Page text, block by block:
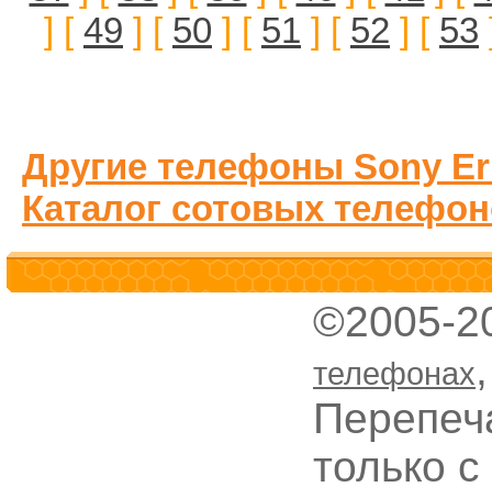
] [ 49 ] [ 50 ] [ 51 ] [ 52 ] [ 53
Другие телефоны Sony
Каталог сотовых
©2005-
телефонах
только